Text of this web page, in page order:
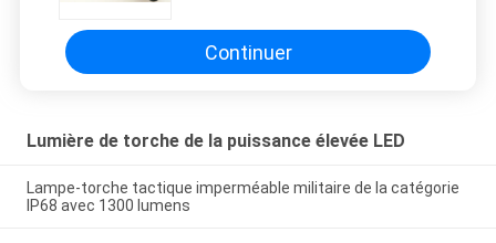
Continuer
Lumière de torche de la puissance élevée LED
Lampe-torche tactique imperméable militaire de la catégorie
IP68 avec 1300 lumens